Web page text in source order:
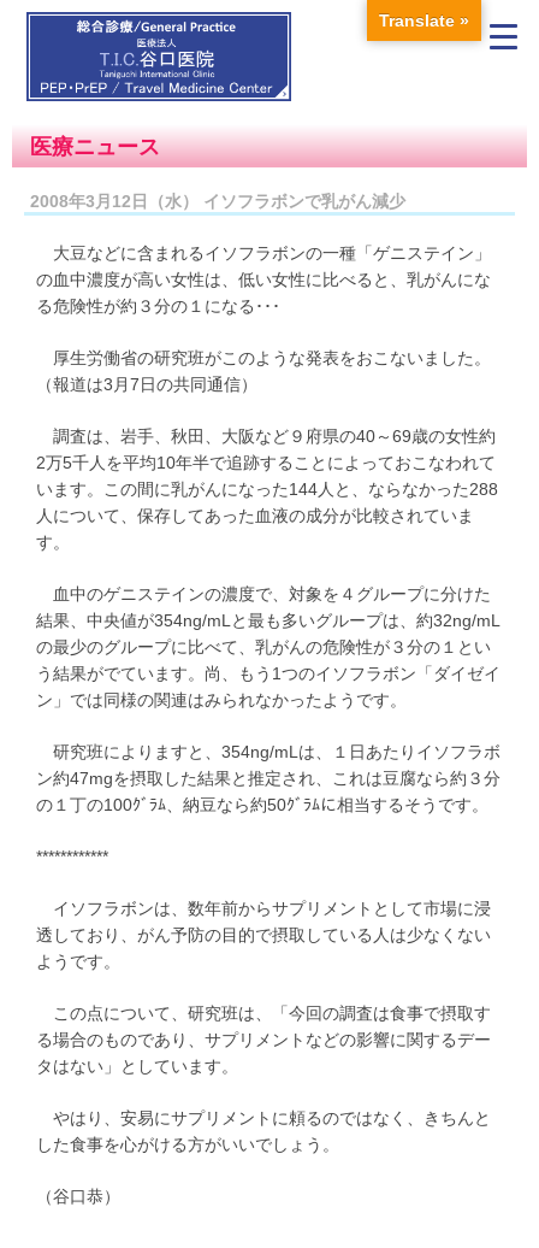
医療ニュース
2008年3月12日（水） イソフラボンで乳がん減少
大豆などに含まれるイソフラボンの一種「ゲニステイン」
の血中濃度が高い女性は、低い女性に比べると、乳がんにな
る危険性が約３分の１になる･･･
厚生労働省の研究班がこのような発表をおこないました。
（報道は3月7日の共同通信）
調査は、岩手、秋田、大阪など９府県の40～69歳の女性約
2万5千人を平均10年半で追跡することによっておこなわれて
います。この間に乳がんになった144人と、ならなかった288
人について、保存してあった血液の成分が比較されていま
す。
血中のゲニステインの濃度で、対象を４グループに分けた
結果、中央値が354ng/mLと最も多いグループは、約32ng/mL
の最少のグループに比べて、乳がんの危険性が３分の１とい
う結果がでています。尚、もう1つのイソフラボン「ダイゼイ
ン」では同様の関連はみられなかったようです。
研究班によりますと、354ng/mLは、１日あたりイソフラボ
ン約47mgを摂取した結果と推定され、これは豆腐なら約３分
の１丁の100ｸﾞﾗﾑ、納豆なら約50ｸﾞﾗﾑに相当するそうです。
************
イソフラボンは、数年前からサプリメントとして市場に浸
透しており、がん予防の目的で摂取している人は少なくない
ようです。
この点について、研究班は、「今回の調査は食事で摂取す
る場合のものであり、サプリメントなどの影響に関するデー
タはない」としています。
やはり、安易にサプリメントに頼るのではなく、きちんと
した食事を心がける方がいいでしょう。
（谷口恭）
Translate »